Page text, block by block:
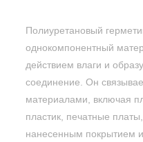
Полиуретановый
однокомпонентный
действием влаги и
соединение. Он
материалами, включая
пластик, печатные
нанесенным покрытием